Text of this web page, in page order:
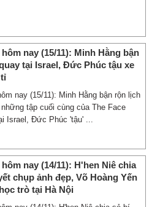
nay (15/11): Minh Hằng bận
tại Israel, Đức Phúc tậu xe
nay (15/11): Minh Hằng bận rộn lịch
tập cuối cùng của The Face
Israel, Đức Phúc 'tậu' ...
nay (14/11): H'hen Niê chia
chụp ảnh đẹp, Võ Hoàng Yến
trò tại Hà Nội